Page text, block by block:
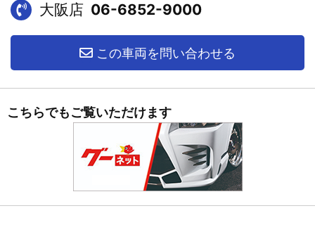
大阪店 06-6852-9000
この車両を問い合わせる
こちらでもご覧いただけます